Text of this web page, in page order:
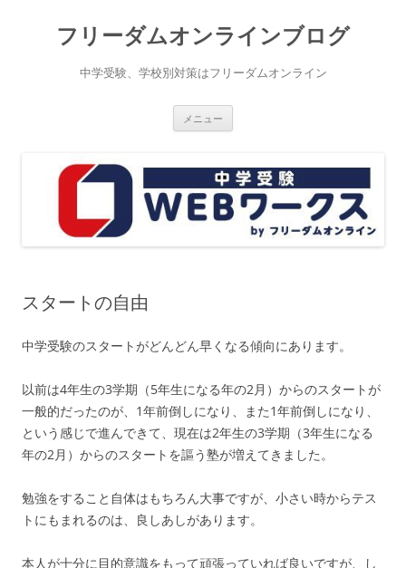
フリーダムオンラインブログ
中学受験、学校別対策はフリーダムオンライン
メニュー
スタートの自由
中学受験のスタートがどんどん早くなる傾向にあります。
以前は4年生の3学期（5年生になる年の2月）からのスタートが
一般的だったのが、1年前倒しになり、また1年前倒しになり、
という感じで進んできて、現在は2年生の3学期（3年生になる
年の2月）からのスタートを謳う塾が増えてきました。
勉強をすること自体はもちろん大事ですが、小さい時からテス
トにもまれるのは、良しあしがあります。
本人が十分に目的意識をもって頑張っていれば良いですが、し